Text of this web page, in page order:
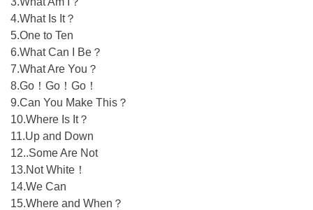
4.What Is It？
5.One to Ten
6.What Can I Be？
7.What Are You？
8.Go！Go！Go！
9.Can You Make This？
10.Where Is It？
11.Up and Down
12..Some Are Not
13.Not White！
14.We Can
15.Where and When？